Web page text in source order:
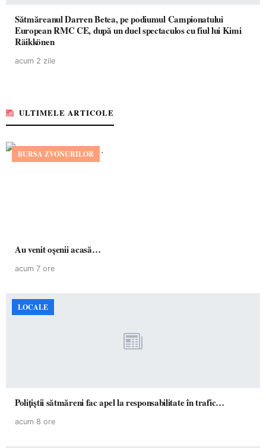
Sătmăreanul Darren Betea, pe podiumul Campionatului
European RMC CE, după un duel spectaculos cu fiul lui Kimi
Räikkönen
acum 2 zile
ULTIMELE ARTICOLE
BURSA ZVONURILOR
Au venit oșenii acasă…
acum 7 ore
LOCALE
Polițiștii sătmăreni fac apel la responsabilitate în trafic…
acum 8 ore